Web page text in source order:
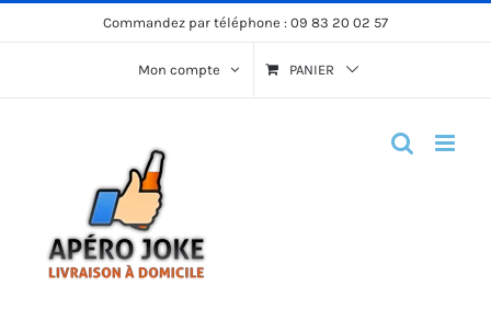
Commandez par téléphone : 09 83 20 02 57
Mon compte PANIER